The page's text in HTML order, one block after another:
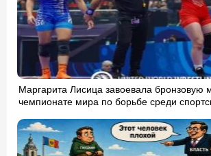
Маргарита Лисица завоевала бронзовую
чемпионате мира по борьбе среди